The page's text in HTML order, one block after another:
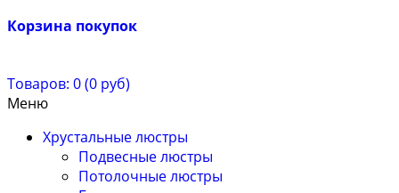
Корзина покупок
Товаров: 0 (0 руб)
Меню
Хрустальные люстры
Подвесные люстры
Потолочные люстры